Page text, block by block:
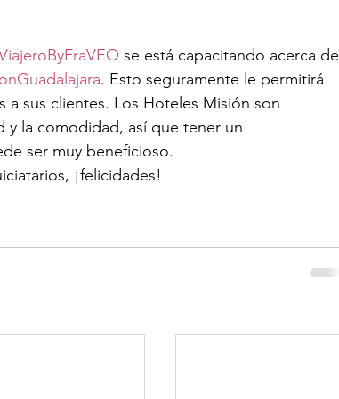
se está capacitando acerca de
. Esto seguramente le permitirá
sus clientes. Los Hoteles Misión son
la comodidad, así que tener un
ser muy beneficioso.
¡felicidades!